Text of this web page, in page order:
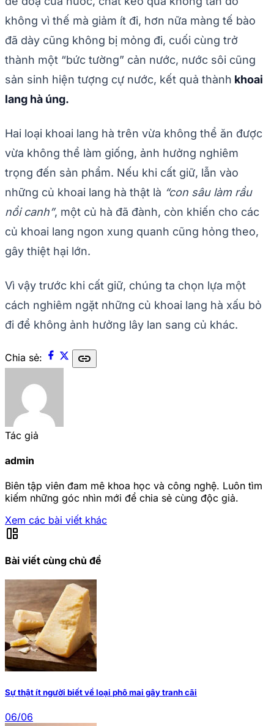
không vì thế mà giảm ít đi, hơn nữa màng tế bào
đã dày cũng không bị mỏng đi, cuối cùng trở
thành một “bức tường” cản nước, nước sôi cũng
sản sinh hiện tượng cự nước, kết quả thành khoai
lang hà úng.
Hai loại khoai lang hà trên vừa không thể ăn được
vừa không thể làm giống, ảnh hưởng nghiêm
trọng đến sản phẩm. Nếu khi cất giữ, lẫn vào
những củ khoai lang hà thật là “con sâu làm rầu
nồi canh”, một củ hà đã đành, còn khiến cho các
củ khoai lang ngon xung quanh cũng hỏng theo,
gây thiệt hại lớn.
Vì vậy trước khi cất giữ, chúng ta chọn lựa một
cách nghiêm ngặt những củ khoai lang hà xấu bỏ
đi để không ảnh hưởng lây lan sang củ khác.
Chia sẻ: link
Tác giả
admin
Biên tập viên đam mê khoa học và công nghệ. Luôn tìm
kiếm những góc nhìn mới để chia sẻ cùng độc giả.
Xem các bài viết khác
auto_awesome_mosaic
Bài viết cùng chủ đề
Sự thật ít người biết về loại phô mai gây tranh cãi
06/06